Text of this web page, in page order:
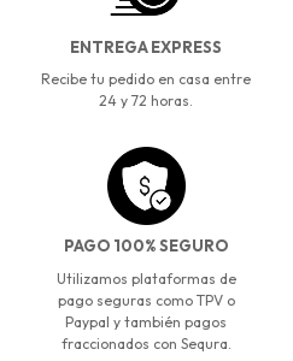
ENTREGA EXPRESS
Recibe tu pedido en casa entre
24 y 72 horas.
PAGO 100% SEGURO
Utilizamos plataformas de
pago seguras como TPV o
Paypal y también pagos
fraccionados con Sequra.